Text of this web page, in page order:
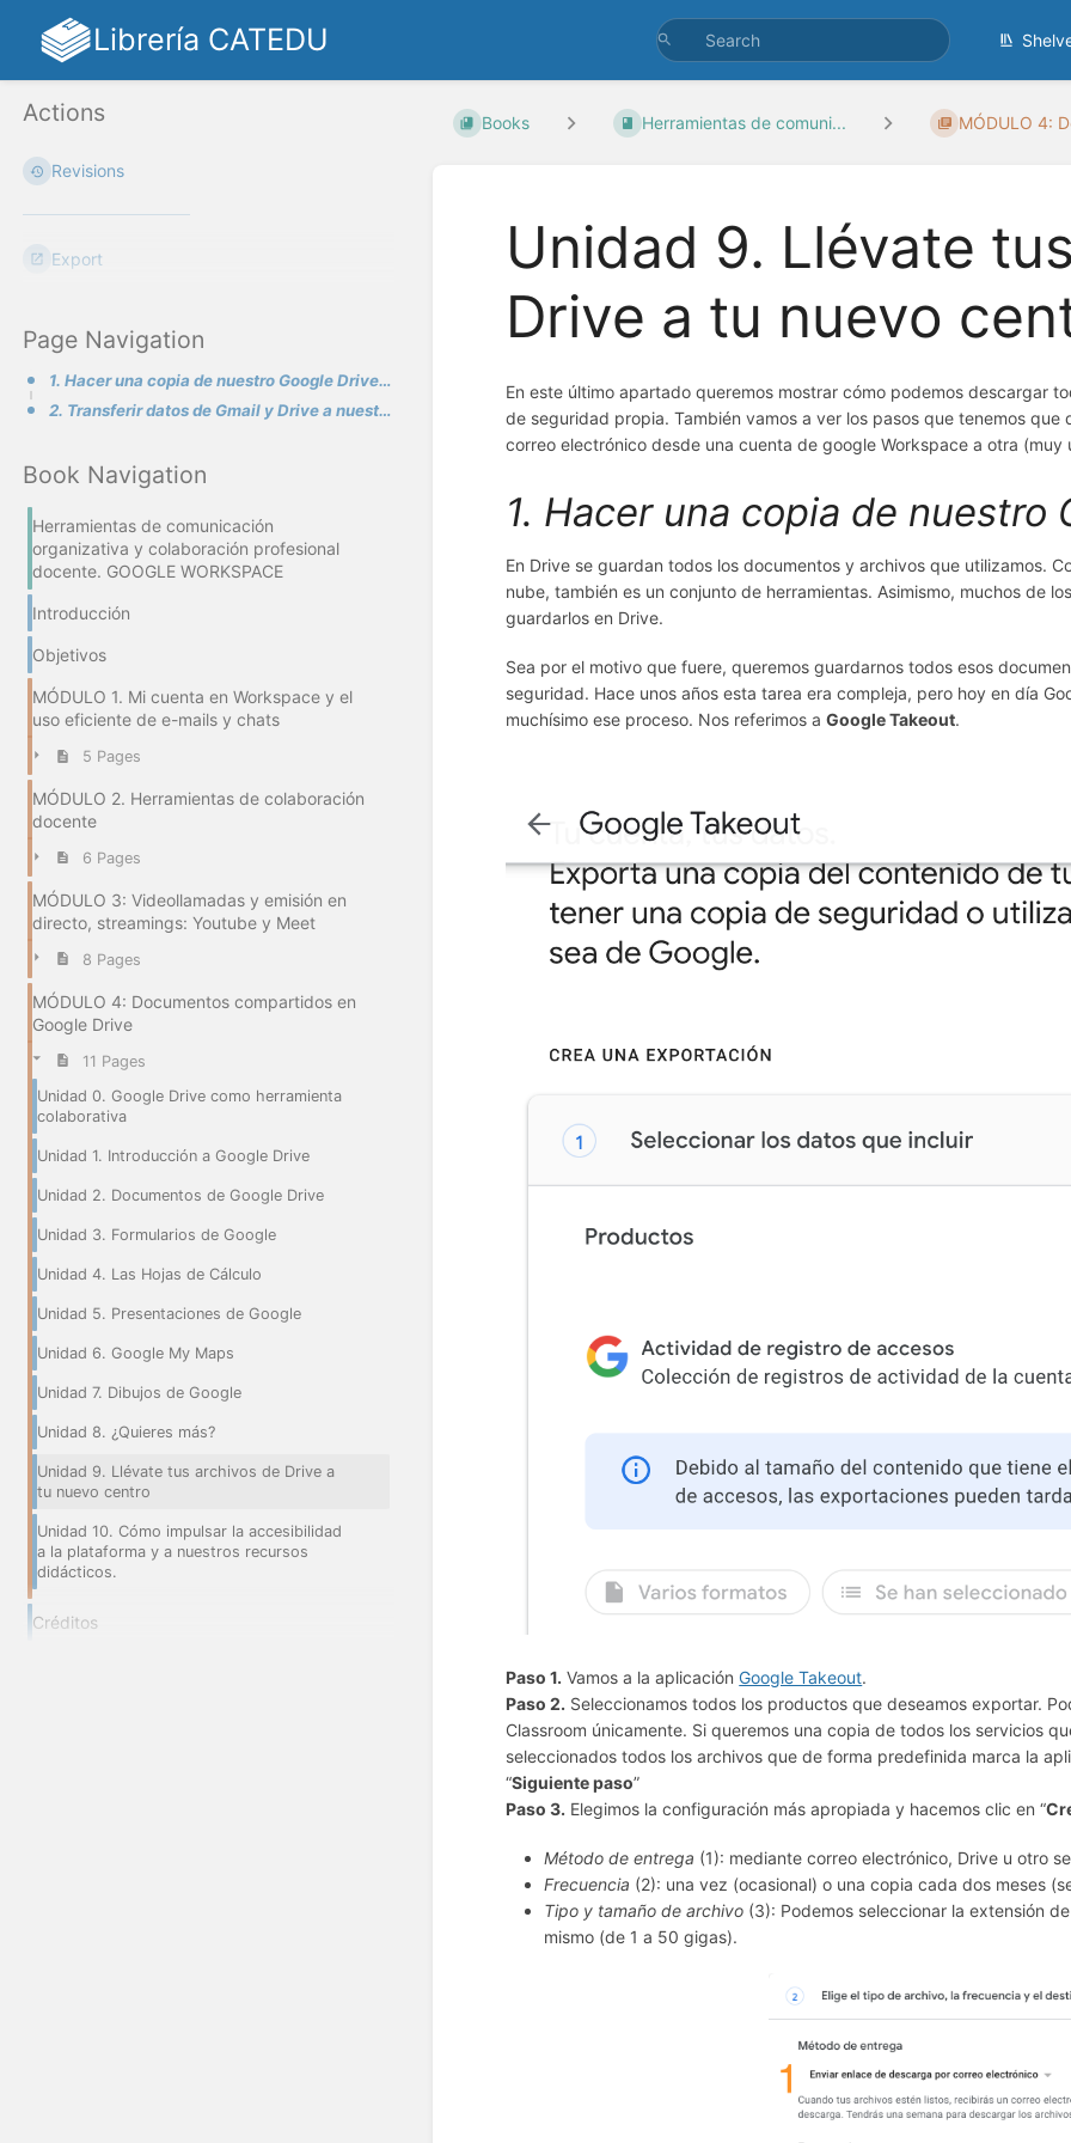
Librería CATEDU
Actions
Revisions
Export
Page Navigation
1. Hacer una copia de nuestro Google Drive y Gmail
2. Transferir datos de Gmail y Drive a nuestro nuevo dominio
Book Navigation
Herramientas de comunicación
organizativa y colaboración profesional
docente. GOOGLE WORKSPACE
Introducción
Objetivos
MÓDULO 1. Mi cuenta en Workspace y el
uso eficiente de e-mails y chats
5 Pages
MÓDULO 2. Herramientas de colaboración
docente
6 Pages
MÓDULO 3: Videollamadas y emisión en
directo, streamings: Youtube y Meet
8 Pages
MÓDULO 4: Documentos compartidos en
Google Drive
11 Pages
Unidad 0. Google Drive como herramienta
colaborativa
Unidad 1. Introducción a Google Drive
Unidad 2. Documentos de Google Drive
Unidad 3. Formularios de Google
Unidad 4. Las Hojas de Cálculo
Unidad 5. Presentaciones de Google
Unidad 6. Google My Maps
Unidad 7. Dibujos de Google
Unidad 8. ¿Quieres más?
Unidad 9. Llévate tus archivos de Drive a
tu nuevo centro
Unidad 10. Cómo impulsar la accesibilidad
a la plataforma y a nuestros recursos
didácticos.
Créditos
Books Herramientas de comuni... MÓDULO 4:
Unidad 9. Llévate
Drive a tu nuevo
En este último apartado queremos mostrar cómo podemos descargar
de seguridad propia. También vamos a ver los pasos que tenemos
correo electrónico desde una cuenta de google Workspace a otra
1. Hacer una copia de nuestro
En Drive se guardan todos los documentos y archivos que utilizamos.
nube, también es un conjunto de herramientas. Asimismo, muchos de
guardarlos en Drive.
Sea por el motivo que fuere, queremos guardarnos todos esos
seguridad. Hace unos años esta tarea era compleja, pero hoy en día
muchísimo ese proceso. Nos referimos aGoogle Takeout.
Paso 1. Vamos a la aplicaciónGoogle Takeout.
Paso 2. Seleccionamos todos los productos que deseamos exportar.
Classroom únicamente. Si queremos una copia de todos los servicios
seleccionados todos los archivos que de forma predefinida marca la
“Siguiente paso”
Paso 3. Elegimos la configuración más apropiada y hacemos clic en “
Método de entrega (1): mediante correo electrónico, Drive u otro
Frecuencia (2): una vez (ocasional) o una copia cada dos meses
Tipo y tamaño de archivo (3): Podemos seleccionar la extensión
mismo (de 1 a 50 gigas).